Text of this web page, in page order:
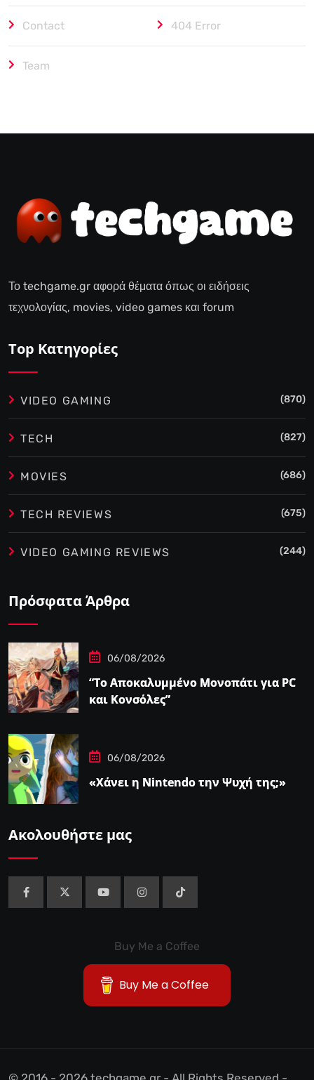
Contact 404 Error
Team
Το techgame.gr αφορά θέματα όπως οι ειδήσεις
τεχνολογίας, movies, video games και forum
Top Κατηγορίες
VIDEO GAMING (870)
TECH (827)
MOVIES (686)
TECH REVIEWS (675)
VIDEO GAMING REVIEWS (244)
Πρόσφατα Άρθρα
06/08/2026
“Το Αποκαλυμμένο Μονοπάτι για PC
και Κονσόλες”
06/08/2026
«Χάνει η Nintendo την Ψυχή της;»
Ακολουθήστε μας
Buy Me a Coffee
Buy Me a Coffee